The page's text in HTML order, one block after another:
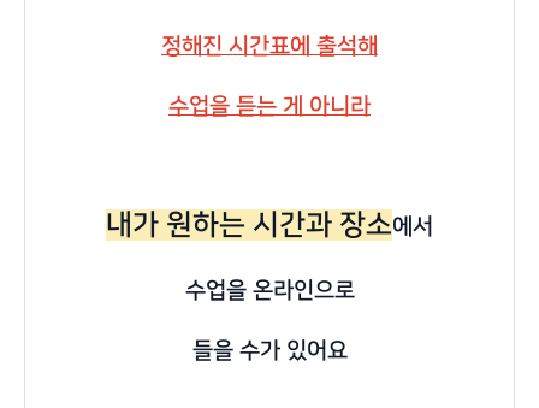
정해진 시간표에 출석해
수업을 듣는 게 아니라
내가 원하는 시간과 장소에서
수업을 온라인으로
들을 수가 있어요